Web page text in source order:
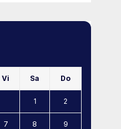
Vi Sa Do
1 2
7 8 9